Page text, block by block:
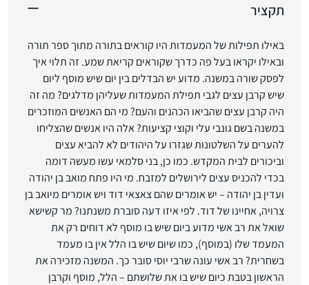
תקציר
באילו תפילות של המעמדות היו קוראים בתורה מתוך ספר תורה
ובאילו יקראו בעל פה כדרך שקוראים קריאת שמע. זה תלוי איך
לפסק שורה במשנה. מדוע יש הבדלים בין יום שיש מוסף ליום
שיש קרבן עצים לגבי תפילת המעמדות שעליהן מדלגים? מה זה
היה קרבן עצים שהביאו הכהנים והעם? מי הם האנשים המוזכרים
במשנה בשם גונבי עלי וקוצי קציעות? אלה היו אנשים שהצליחו
להערים על השלטונות שגזרו על היהודים לא להביא עצים
וביכורים לבית המקדש. כמו כן, בני סלמאי עשו מעשה דומה
בכדי להכניס עצים לירושלים למזבח. מי היו פתח מואב בן יהודה
ועדין בן יהודה – יש אומרים שהם צאצאי דוד ויש אומרים מיואב בן
צרויה, אחיינו של דוד. לפי איזו דעה סוברת משנתנו? מר קשישא
שואל את רב אשי מדוע ביום שיש בו מוסף לא דוחים רק את
המעמד שלו (במוסף), כמו שיום שיש בו הלל אין בו מעמד
בשחרית? רב אשי עונה שרבי יוסי סובר כך. המשנה מזכירה את
הראשון בטבת כיום שיש בו את שלושתם – הלל, מוסף וקרבן